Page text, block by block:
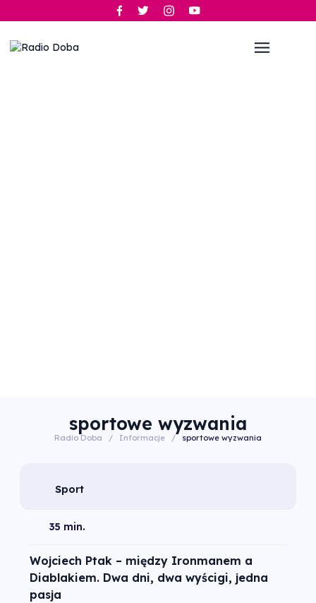
sportowe wyzwania
Radio Doba / Informacje / sportowe wyzwania
Sport
35 min.
Wojciech Ptak – między Ironmanem a
Diablakiem. Dwa dni, dwa wyścigi, jedna
pasja